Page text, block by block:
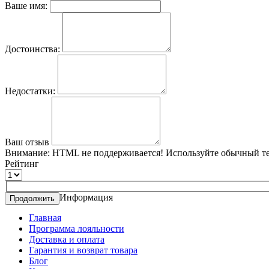
Ваше имя:
Достоинства:
Недостатки:
Ваш отзыв
Внимание: HTML не поддерживается! Используйте обычный
Рейтинг
Продолжить Информация
Главная